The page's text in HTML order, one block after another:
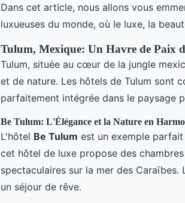
Dans cet article, nous allons vous
luxueuses du monde, où le luxe, la
Tulum, Mexique: Un Havre de Paix
Tulum, située au cœur de la jungle
et de nature. Les hôtels de Tulum sont
parfaitement intégrée dans le paysage
Be Tulum: L'Élégance et la Nature en
L'hôtel Be Tulum est un exemple
cet hôtel de luxe propose des
spectaculaires sur la mer des
un séjour de rêve.